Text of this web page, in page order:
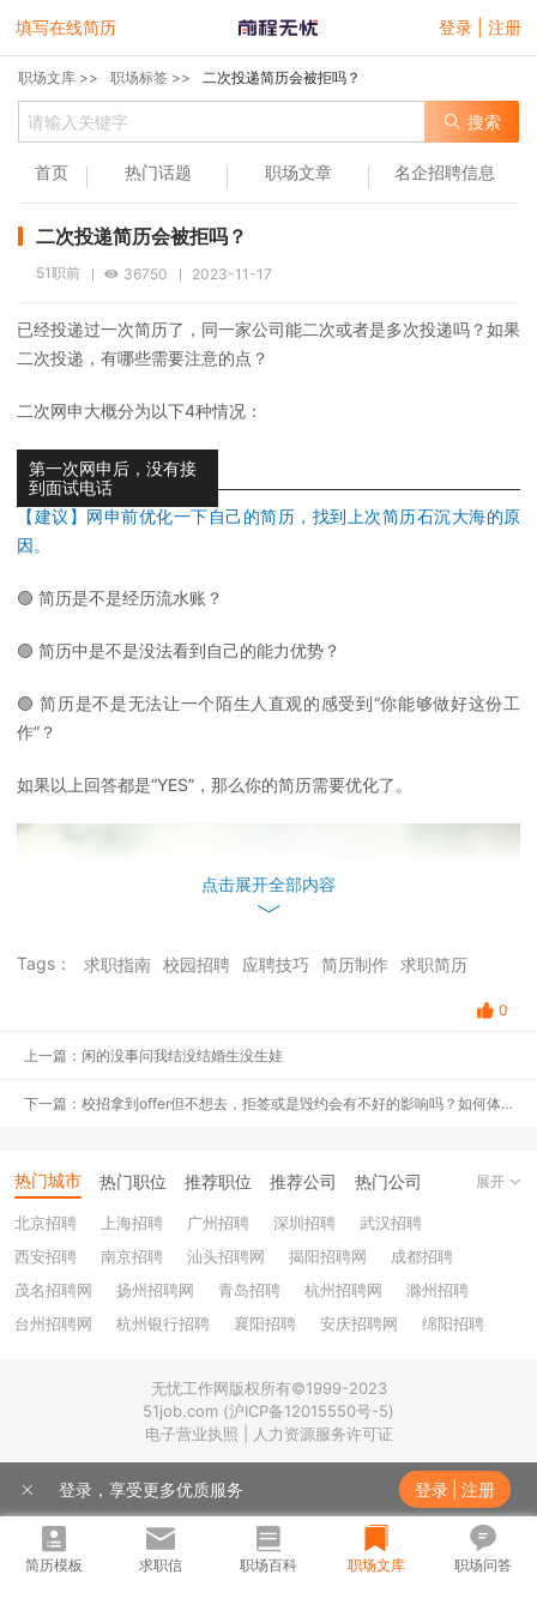
填写在线简历 登录 | 注册
职场文库 >> 职场标签 >> 二次投递简历会被拒吗？
搜索
首页 热门话题 职场文章 名企招聘信息
二次投递简历会被拒吗？
51职前 36750 2023-11-17
已经投递过一次简历了，同一家公司能二次或者是多次投递吗？如果
二次投递，有哪些需要注意的点？
二次网申大概分为以下4种情况：
第一次网申后，没有接
到面试电话
【建议】网申前优化一下自己的简历，找到上次简历石沉大海的原
因。
🟢 简历是不是经历流水账？
🟢 简历中是不是没法看到自己的能力优势？
🟢 简历是不是无法让一个陌生人直观的感受到“你能够做好这份工
作”？
如果以上回答都是“YES”，那么你的简历需要优化了。
如何优化？
✅步骤一：研读招聘JD；
✅步骤二：将招聘JD中的能力要求找出来；
要的】2个维度进行筛选，选出分数最高同时又确实是自己所具备的
✅步骤四：将自己的经历进行梳理，经历中重点凸显这3个能力；
✅步骤五：结合简历制作技巧（简历框架要完整，每段经历的描述运
用STAR法则），将自己的简历优化完善。
点击展开全部内容
Tags： 求职指南 校园招聘 应聘技巧 简历制作 求职简历
0
上一篇：闲的没事问我结没结婚生没生娃
下一篇：校招拿到offer但不想去，拒签或是毁约会有不好的影响吗？如何体面的拒绝offer？
热门城市 热门职位 推荐职位 推荐公司 热门公司
北京招聘 上海招聘 广州招聘 深圳招聘
武汉招聘
西安招聘
南京招聘 汕头招聘网 揭阳招聘网
成都招聘
茂名招聘网
扬州招聘网 青岛招聘 杭州招聘网
滁州招聘
台州招聘网
杭州银行招聘 襄阳招聘 安庆招聘网
绵阳招聘
上饶招聘网
展开
无忧工作网版权所有©1999-2023
51job.com (沪ICP备12015550号-5)
电子营业执照 | 人力资源服务许可证
登录，享受更多优质服务 登录 注册
简历模板 求职信 职场百科 职场文库 职场问答